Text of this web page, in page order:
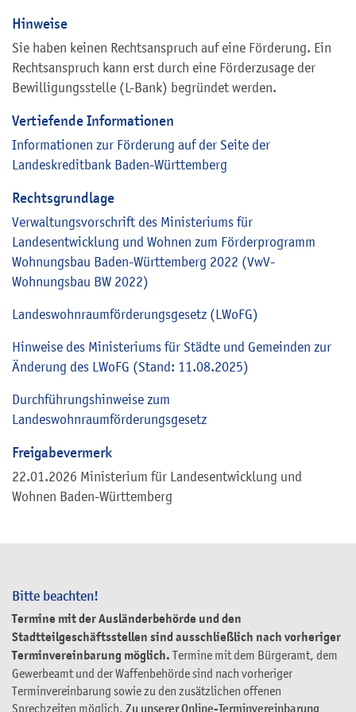
Bitte beachten!
Termine mit der Ausländerbehörde und den
Stadtteilgeschäftsstellen sind ausschließlich nach vorheriger
Terminvereinbarung möglich. Termine mit dem Bürgeramt, dem
Gewerbeamt und der Waffenbehörde sind nach vorheriger
Terminvereinbarung sowie zu den zusätzlichen offenen
Sprechzeiten möglich.
Hinweise
Sie haben keinen Rechtsanspruch auf eine Förderung. Ein
Rechtsanspruch kann erst durch eine Förderzusage der
Bewilligungsstelle (L-Bank) begründet werden.
Vertiefende Informationen
Informationen zur Förderung auf der Seite der
Landeskreditbank Baden-Württemberg
Rechtsgrundlage
Verwaltungsvorschrift des Ministeriums für
Landesentwicklung und Wohnen zum Förderprogramm
Wohnungsbau Baden-Württemberg 2022 (VwV-
Wohnungsbau BW 2022)
Landeswohnraumförderungsgesetz (LWoFG)
Hinweise des Ministeriums für Städte und Gemeinden zur
Änderung des LWoFG (Stand: 11.08.2025)
Durchführungshinweise zum
Landeswohnraumförderungsgesetz
Freigabevermerk
22.01.2026 Ministerium für Landesentwicklung und
Wohnen Baden-Württemberg